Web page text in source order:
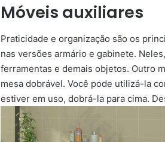
Móveis auxiliares
Praticidade e organização são os
nas versões armário e gabinete.
ferramentas e demais objetos. Outro
mesa dobrável. Você pode utilizá-la
estiver em uso, dobrá-la para cima.